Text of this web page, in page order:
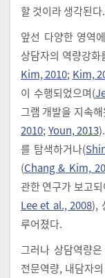
할 것이라 생각된다.
앞선 다양한 영역
상담자의 역량강
Kim, 2010; Kim,
이 수행되었으며(
그램 개발을 지속
2010; Youn, 2013
를 탐색하거나(
(Chang & Kim,
관한 연구가 보고
Lee et al., 2008),
루어졌다.
그러나 상담역량
전문역량, 내담자